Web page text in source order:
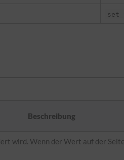
Beschreibung
wird. Wenn der Wert auf der